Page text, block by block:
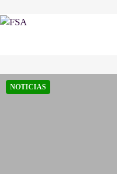
NOTICIAS